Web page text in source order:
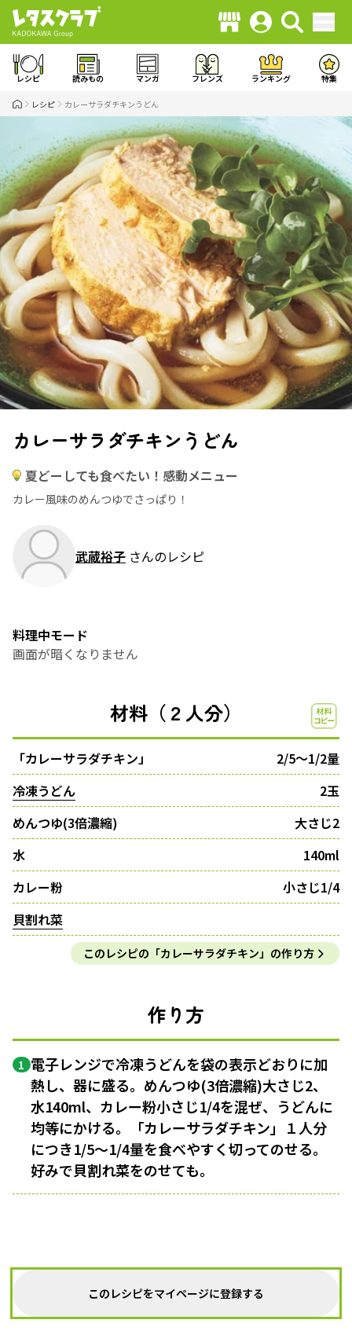
レシピ 読みもの マンガ フレンズ ランキング 特集
レシピ カレーサラダチキンうどん
カレーサラダチキンうどん
夏どーしても食べたい！感動メニュー
カレー風味のめんつゆでさっぱり！
武蔵裕子 さんのレシピ
料理中モード
画面が暗くなりません
材料（２人分）
「カレーサラダチキン」
2/5〜1/2量
冷凍うどん
2玉
めんつゆ(3倍濃縮)
大さじ2
水
140ml
カレー粉
小さじ1/4
貝割れ菜
このレシピの「カレーサラダチキン」の作り方
作り方
1 電子レンジで冷凍うどんを袋の表示どおりに加
熱し、器に盛る。めんつゆ(3倍濃縮)大さじ2、
水140ml、カレー粉小さじ1/4を混ぜ、うどんに
均等にかける。「カレーサラダチキン」１人分
につき1/5〜1/4量を食べやすく切ってのせる。
好みで貝割れ菜をのせても。
このレシピをマイページに登録する